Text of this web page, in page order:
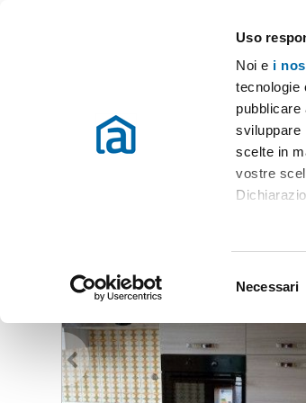
Uso
Noi e i
tecnologie
pubblicare
sviluppare
scelte in
vostre
dettagli.
e
z
i
Necessari
Case e appartamenti in affitto in tutta Italia
Affitto Modena Appartamenti Affitto
(0 immobili)